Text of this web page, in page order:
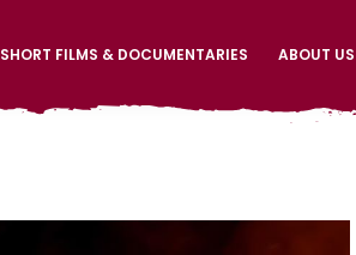
SHORT FILMS & DOCUMENTARIES ABOUT US